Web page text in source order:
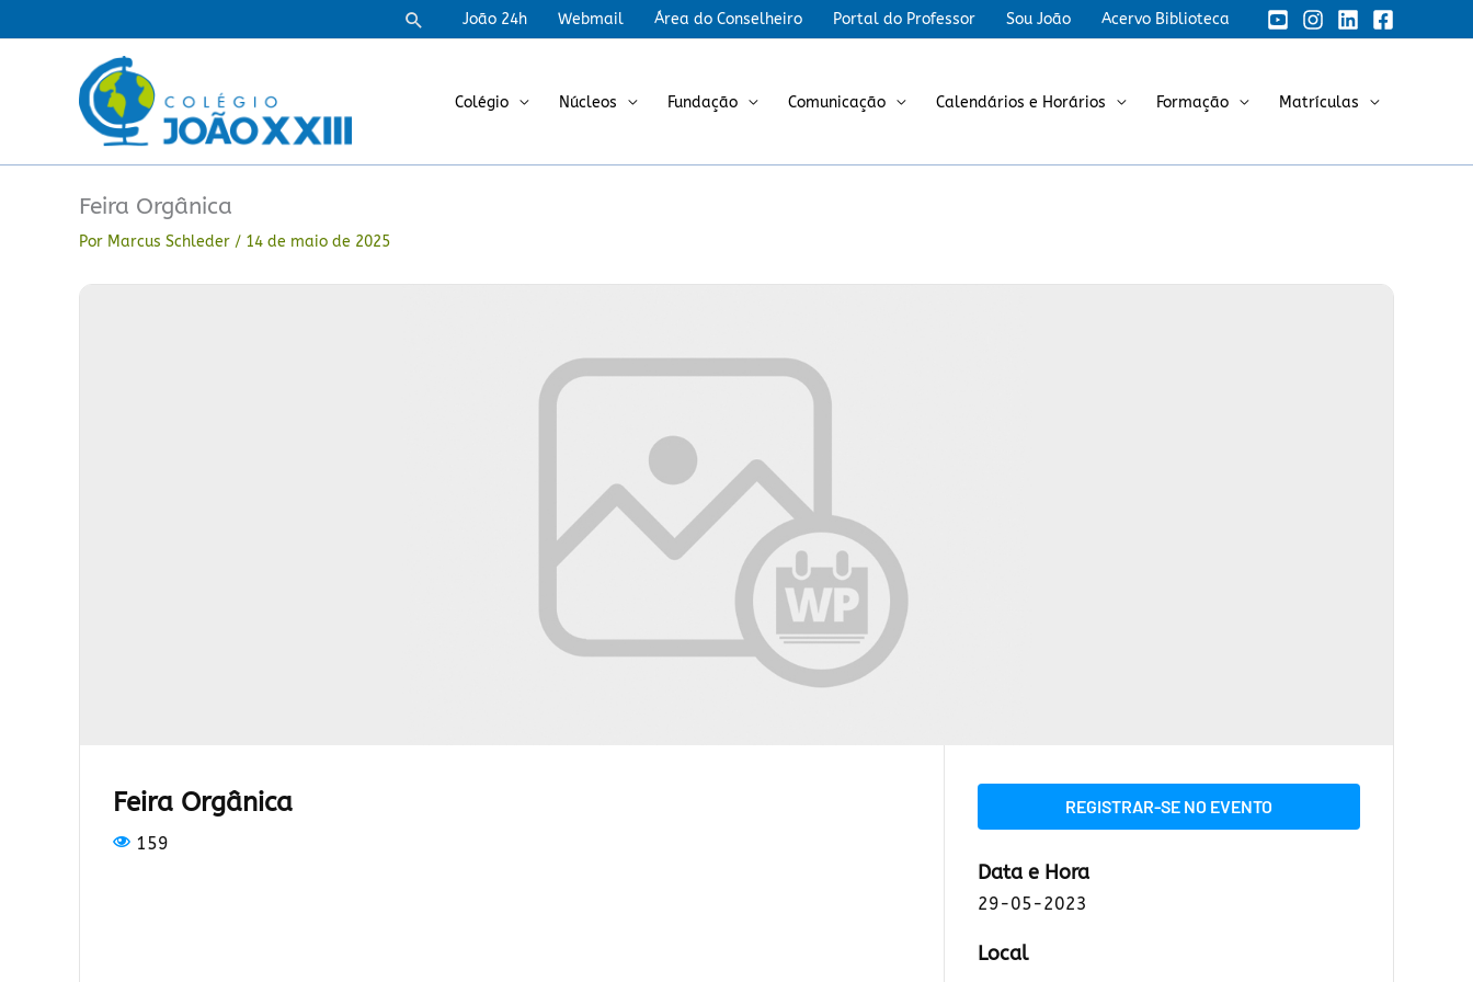
para
PesquisarJoão 24h Webmail Área do Conselheiro Portal do Professor Sou João Acervo Biblioteca
Colégio Núcleos Fundação Comunicação Calendários e Horários Formação Matrículas
Feira Orgânica
Por Marcus Schleder / 14 de maio de 2025
Feira Orgânica
159
REGISTRAR-SE NO EVENTO
Data e Hora
29-05-2023
Local